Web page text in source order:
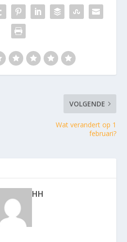
VOLGENDE
Wat verandert op 1
februari?
HH